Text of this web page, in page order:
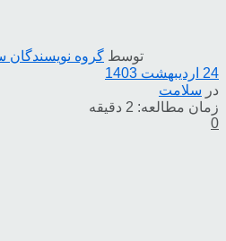
توسط گروه نویسندگان
24 اردیبهشت 1403
در سلامت
زمان مطالعه: 2 دقیقه
0